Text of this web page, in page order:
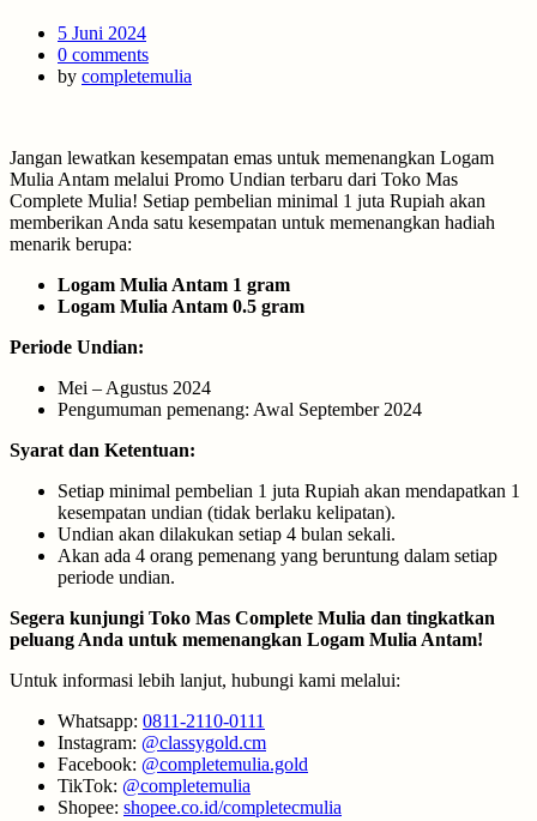
Posted
on
5 Juni 2024
0 comments
by completemulia
Jangan lewatkan kesempatan emas untuk memenangkan Logam
Mulia Antam melalui Promo Undian terbaru dari Toko Mas
Complete Mulia! Setiap pembelian minimal 1 juta Rupiah akan
memberikan Anda satu kesempatan untuk memenangkan hadiah
menarik berupa:
Logam Mulia Antam 1 gram
Logam Mulia Antam 0.5 gram
Periode Undian:
Mei – Agustus 2024
Pengumuman pemenang: Awal September 2024
Syarat dan Ketentuan:
Setiap minimal pembelian 1 juta Rupiah akan mendapatkan 1
kesempatan undian (tidak berlaku kelipatan).
Undian akan dilakukan setiap 4 bulan sekali.
Akan ada 4 orang pemenang yang beruntung dalam setiap
periode undian.
Segera kunjungi Toko Mas Complete Mulia dan tingkatkan
peluang Anda untuk memenangkan Logam Mulia Antam!
Untuk informasi lebih lanjut, hubungi kami melalui:
Whatsapp: 0811-2110-0111
Instagram: @classygold.cm
Facebook: @completemulia.gold
TikTok: @completemulia
Shopee: shopee.co.id/completecmulia